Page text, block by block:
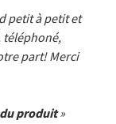
petit à petit et
téléphoné,
part! Merci
produit